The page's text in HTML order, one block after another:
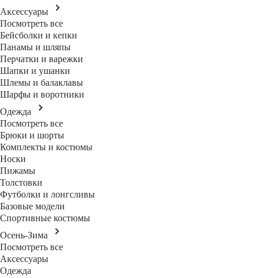
Аксессуары
Посмотреть все
Бейсболки и кепки
Панамы и шляпы
Перчатки и варежки
Шапки и ушанки
Шлемы и балаклавы
Шарфы и воротники
Одежда
Посмотреть все
Брюки и шорты
Комплекты и костюмы
Носки
Пижамы
Толстовки
Футболки и лонгсливы
Базовые модели
Спортивные костюмы
Осень-Зима
Посмотреть все
Аксессуары
Одежда